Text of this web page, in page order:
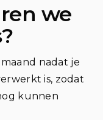
we
nadat je
is, zodat
kunnen